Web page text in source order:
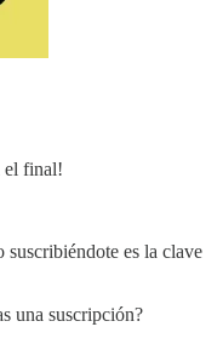
el final!
es la clave
una suscripción?